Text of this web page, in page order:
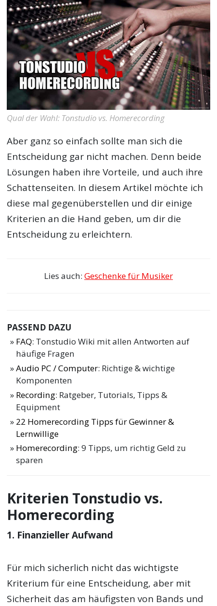
Qual der Wahl: Tonstudio vs. Homerecording
Aber ganz so einfach sollte man sich die
Entscheidung gar nicht machen. Denn beide
Lösungen haben ihre Vorteile, und auch ihre
Schattenseiten. In diesem Artikel möchte ich
diese mal gegenüberstellen und dir einige
Kriterien an die Hand geben, um dir die
Entscheidung zu erleichtern.
Lies auch: Geschenke für Musiker
PASSEND DAZU
FAQ: Tonstudio Wiki mit allen Antworten auf
häufige Fragen
Audio PC / Computer: Richtige & wichtige
Komponenten
Recording: Ratgeber, Tutorials, Tipps &
Equipment
22 Homerecording Tipps für Gewinner &
Lernwillige
Homerecording: 9 Tipps, um richtig Geld zu
sparen
Kriterien Tonstudio vs.
Homerecording
1. Finanzieller Aufwand
Für mich sicherlich nicht das wichtigste
Kriterium für eine Entscheidung, aber mit
Sicherheit das am häufigsten von Bands und